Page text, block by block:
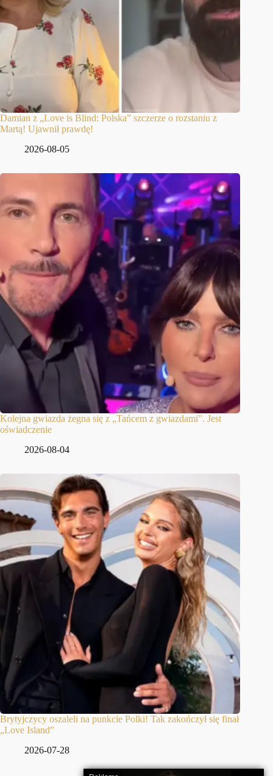
Damian z „Love is Blind: Polska” szczerze o rozstaniu z
Martą! Ujawnił prawdę!
2026-08-05
Kolejna gwiazda żegna się z „Tańcem z gwiazdami”. Jest
oświadczenie
2026-08-04
Brytyjczycy oszaleli na punkcie Polki! Tak zakończył się finał
„Love Island”
2026-07-28